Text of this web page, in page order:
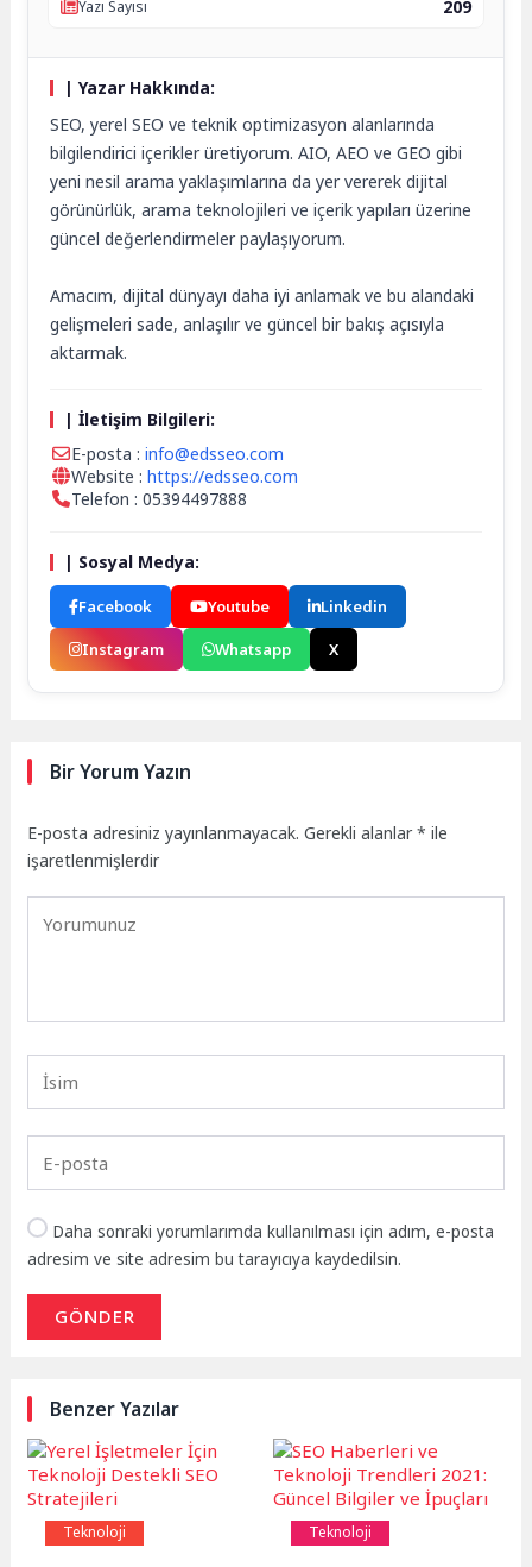
Yazı Sayısı 209
| Yazar Hakkında:
SEO, yerel SEO ve teknik optimizasyon alanlarında
bilgilendirici içerikler üretiyorum. AIO, AEO ve GEO gibi
yeni nesil arama yaklaşımlarına da yer vererek dijital
görünürlük, arama teknolojileri ve içerik yapıları üzerine
güncel değerlendirmeler paylaşıyorum.
Amacım, dijital dünyayı daha iyi anlamak ve bu alandaki
gelişmeleri sade, anlaşılır ve güncel bir bakış açısıyla
aktarmak.
| İletişim Bilgileri:
E-posta :info@edsseo.com
Website :https://edsseo.com
Telefon : 05394497888
| Sosyal Medya:
Facebook Youtube
Linkedin
Instagram
Whatsapp X
Bir Yorum Yazın
E-posta adresiniz yayınlanmayacak. Gerekli alanlar* ile
işaretlenmişlerdir
Daha sonraki yorumlarımda kullanılması için adım, e-posta
adresim ve site adresim bu tarayıcıya kaydedilsin.
GÖNDER
Benzer Yazılar
Teknoloji Teknoloji